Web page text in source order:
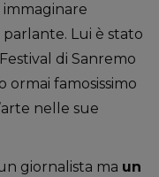
Lui è stato
di Sanremo
ormai famosissimo
nelle sue
giornalista ma un